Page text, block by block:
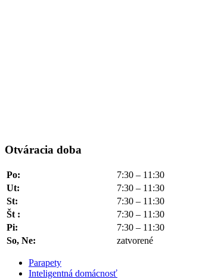
Otváracia doba
Po: 7:30 – 11:30
Ut:
7:30 – 11:30
St:
7:30 – 11:30
Št :
7:30 – 11:30
Pi:
7:30 – 11:30
So, Ne:
zatvorené
Parapety
Inteligentná domácnosť